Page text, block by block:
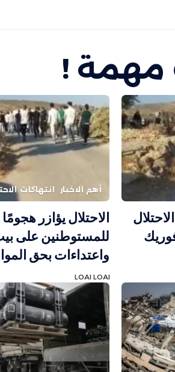
مهمة !
أهم الاخبار انتهاكات
الاحتلال يؤازر هجومًا
للمستوطنين على
واعتداءات بحق
LOAI LOAI